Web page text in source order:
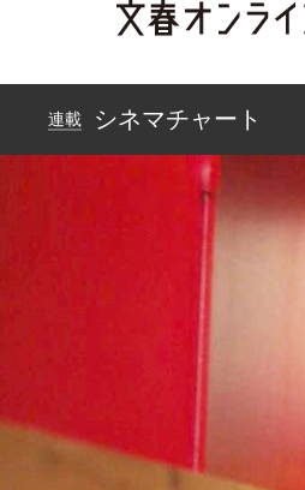
「90%は失
連載 シネマチャート